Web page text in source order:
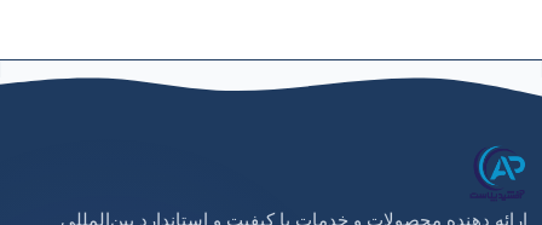
ارائه دهنده محصولات و خدمات با کیفیت و استاندارد بین‌المللی